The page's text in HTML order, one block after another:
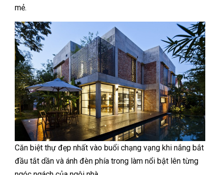
mẻ.
Căn biệt thự đẹp nhất vào buổi chạng vạng khi nắng bắt
đầu tắt dần và ánh đèn phía trong làm nổi bật lên từng